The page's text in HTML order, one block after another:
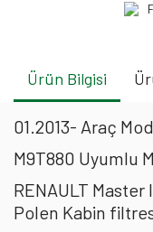
Ürün Bilgisi
01.2013- Araç
M9T880 Uyumlu
RENAULT Master
Polen Kabin